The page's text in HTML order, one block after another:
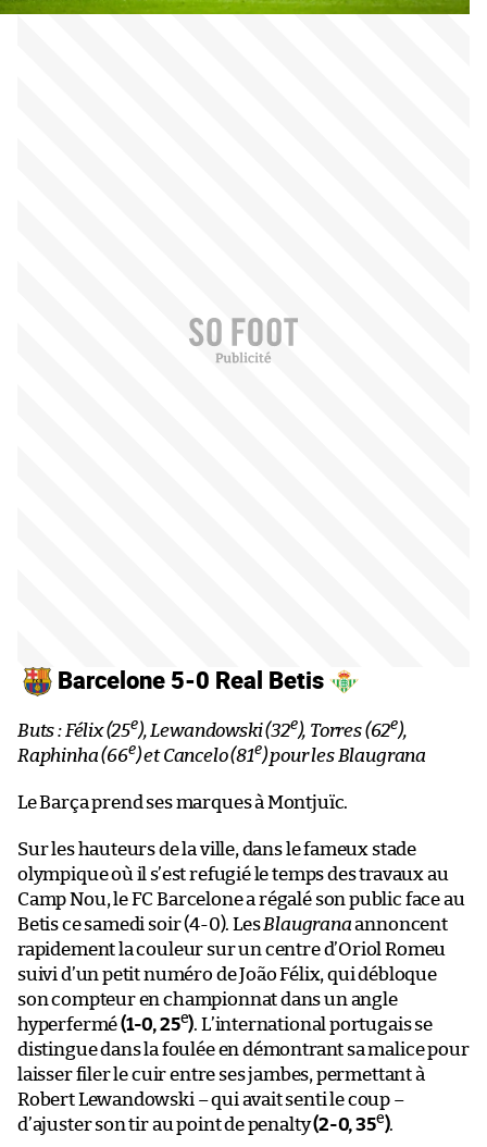
Barcelone 5-0 Real Betis
Buts : Félix (25e), Lewandowski (32e), Torres (62e),
Raphinha (66e) et Cancelo (81e) pour les Blaugrana
Le Barça prend ses marques à Montjuïc.
Sur les hauteurs de la ville, dans le fameux stade
olympique où il s’est refugié le temps des travaux au
Camp Nou, le FC Barcelone a régalé son public face au
Betis ce samedi soir (4-0). LesBlaugranaannoncent
rapidement la couleur sur un centre d’Oriol Romeu
suivi d’un petit numéro de João Félix, qui débloque
son compteur en championnat dans un angle
hyperfermé(1-0, 25e). L’international portugais se
distingue dans la foulée en démontrant sa malice pour
laisser filer le cuir entre ses jambes, permettant à
Robert Lewandowski – qui avait senti le coup –
d’ajuster son tir au point de penalty(2-0, 35e).